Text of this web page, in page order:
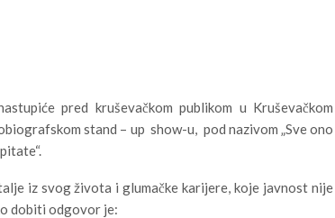
pred kruševačkom publikom u Kruševačkom
stand – up show-u, pod nazivom „Sve ono
iz svog života i glumačke karijere, koje javnost nije
dobiti odgovor je: